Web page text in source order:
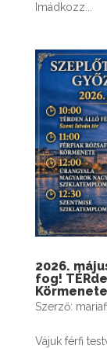
Imádkozz...
2026.
fog!
Szerző:
Vájuk férfi